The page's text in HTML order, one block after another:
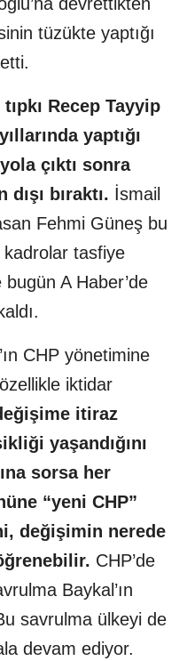
tüzükte yaptığı
Recep Tayyip
yaptığı
çıktı sonra
bıraktı. İsmail
Fehmi Güneş bu
kadrolar tasfiye
A Haber’de
CHP yönetimine
iktidar
itiraz
yaşandığını
sorsa her
“yeni CHP”
değişimin nerede
CHP’de
Baykal’ın
savrulma ülkeyi de
devam ediyor.